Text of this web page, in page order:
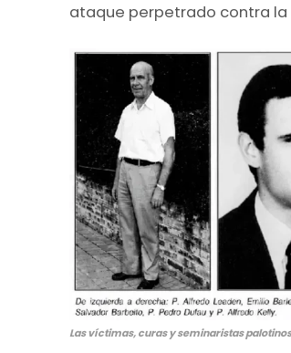
ataque perpetrado contra la
Las víctimas, curas y seminaristas palotinos